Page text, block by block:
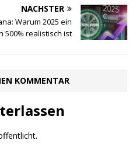
NÄCHSTER
Warum 2025 ein
500% realistisch ist
KOMMENTAR